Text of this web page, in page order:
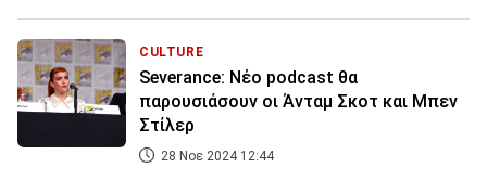
CULTURE
Severance: Νέο podcast θα
παρουσιάσουν οι Άνταμ Σκοτ και Μπεν
Στίλερ
28 Νοε 2024 12:44